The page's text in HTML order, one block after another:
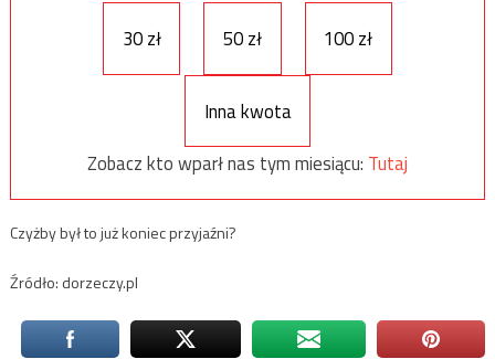
30 zł 50 zł 100 zł
Inna kwota
Zobacz kto wparł nas tym miesiącu: Tutaj
Czyżby był to już koniec przyjaźni?
Źródło: dorzeczy.pl